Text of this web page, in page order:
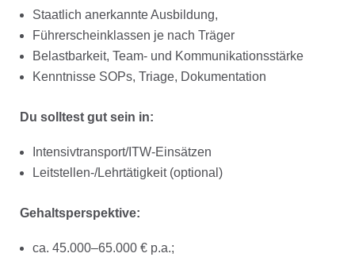
Staatlich anerkannte Ausbildung,
Führerscheinklassen je nach Träger
Belastbarkeit, Team- und Kommunikationsstärke
Kenntnisse SOPs, Triage, Dokumentation
Du solltest gut sein in:
Intensivtransport/ITW-Einsätzen
Leitstellen-/Lehrtätigkeit (optional)
Gehaltsperspektive:
ca. 45.000–65.000 € p.a.;